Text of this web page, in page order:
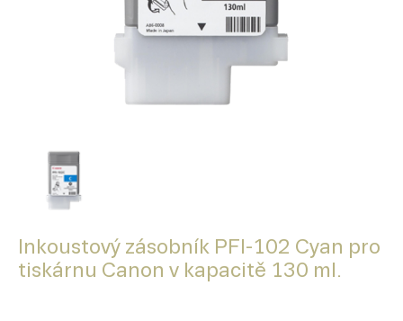
Inkoustový zásobník PFI-102 Cyan pro
tiskárnu Canon v kapacitě 130 ml.